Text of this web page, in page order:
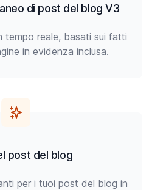
di post del blog V3
tempo reale, basati sui fatti
in evidenza inclusa.
post del blog
per i tuoi post del blog in